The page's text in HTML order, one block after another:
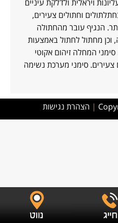
ויראלית ולדלקת עיניים
וחתולים צעירים,
הנגיף עובר מהחתולה
וכן מחתול לחתול באמצעות
המחלה זיהום אקוטי
צעירים. סימני מערכת נשימה
| הצהרת נגישות